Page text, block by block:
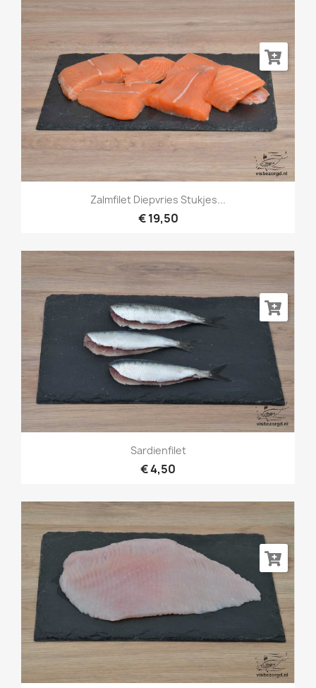
Zalmfilet Diepvries Stukjes...
€ 19,50
Sardienfilet
€ 4,50